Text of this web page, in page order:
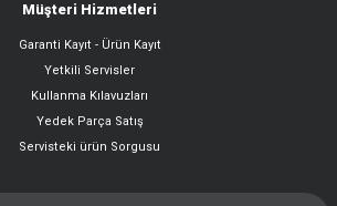
Müşteri Hizmetleri
Garanti Kayıt - Ürün Kayıt
Yetkili Servisler
Kullanma Kılavuzları
Yedek Parça Satış
Servisteki ürün Sorgusu